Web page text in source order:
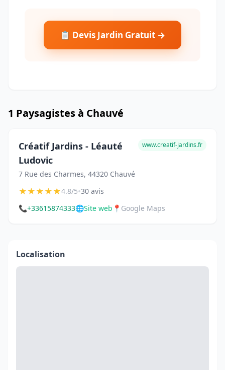
📋 Devis Jardin Gratuit →
1 Paysagistes à Chauvé
Créatif Jardins - Léauté
Ludovic
7 Rue des Charmes, 44320 Chauvé
www.creatif-jardins.fr
★★★★★4.8/5•30 avis
📞+33615874333🌐Site web 📍 Google Maps
Localisation